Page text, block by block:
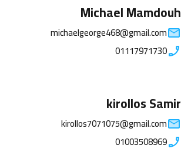
Michael Mamdouh
michaelgeorge468@gmail.com
01117971730
kirollos Samir
kirollos7071075@gmail.com
01003508969